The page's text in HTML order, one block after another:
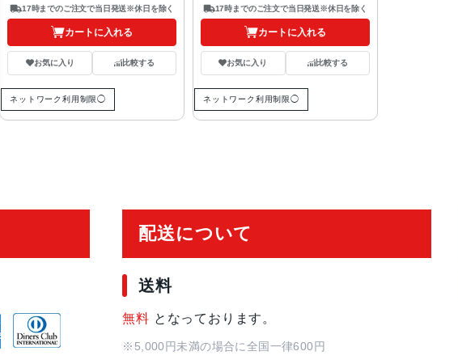
17時までのご注文で当日発送※休日を除く
カートに入れる
お気に入り 比較する
ネットワーク利用制限◯
17時までのご注文で当日発送※休日を除く
カートに入れる
お気に入り 比較する
ネットワーク利用制限◯
配送について
送料
無料 となっております。
※5,000円未満の場合に全国一律600円